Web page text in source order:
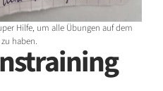
Hilfe, um alle Übungen auf dem
haben.